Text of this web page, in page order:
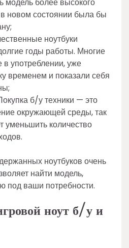
в новом состоянии была бы
ноутбуки
годы работы. Многие
употреблении, уже
временем и показали себя
б/у техники — это
окружающей среды, так
уменьшить количество
ноутбуков очень
найти модель,
под ваши потребности.
ноут б/у и